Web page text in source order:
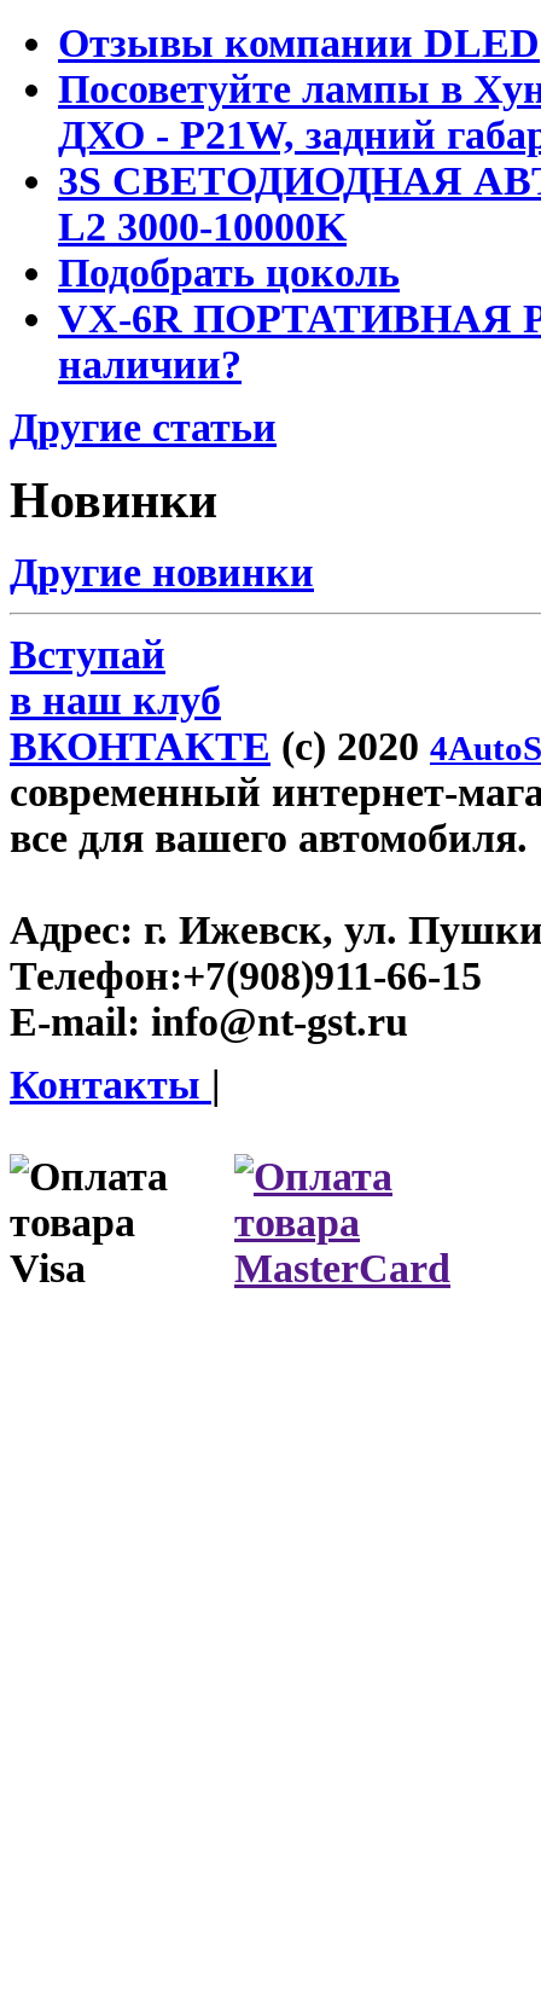
Отзывы компании DLED
Посоветуйте лампы в
ДХО - P21W, задний
3S СВЕТОДИОДНАЯ
L2 3000-10000K
Подобрать цоколь
VX-6R ПОРТАТИВНАЯ
наличии?
Другие статьи
Новинки
Другие новинки
Вступай
в наш клуб
ВКОНТАКТЕ (c) 2020
современный интернет-
все для вашего автомобиля.
Адрес: г. Ижевск, ул.
Телефон:+7(908)911-66-15
E-mail: info@nt-gst.ru
Контакты |